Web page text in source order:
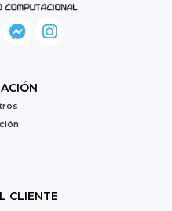
CLIENTE